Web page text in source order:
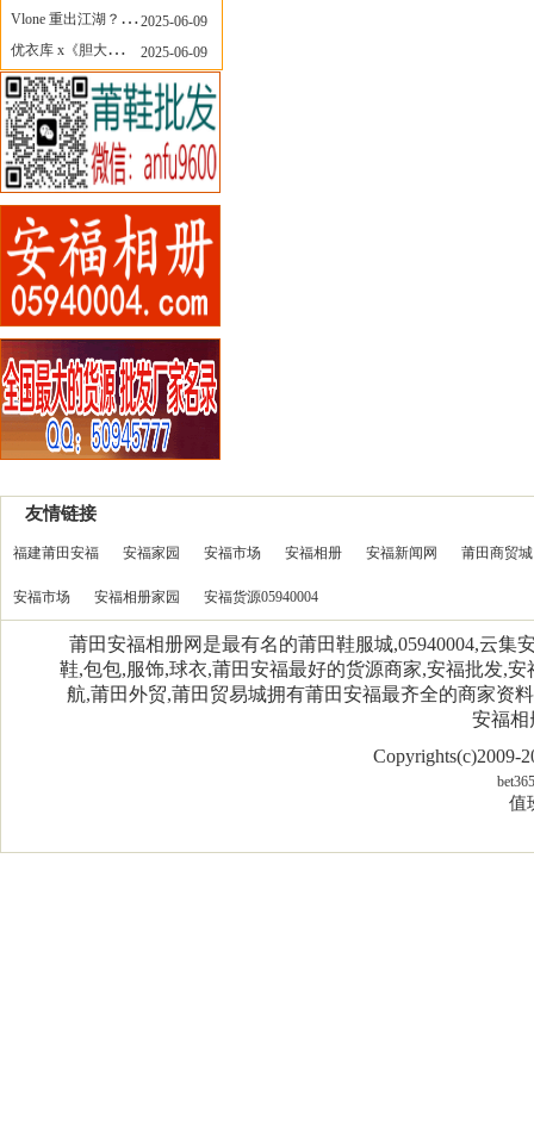
Vlone 重出江湖？突然又要联名，谁能想到！
2025-06-09
优衣库 x《胆大党》新品公布，第二季联动周边来了！
2025-06-09
友情链接
福建莆田安福 安福家园 安福市场 安福相册 安福新闻网 莆田商贸城
安福市场 安福相册家园 安福货源05940004
莆田安福相册网是最有名的莆田鞋服城,05940004,云
鞋,包包,服饰,球衣,莆田安福最好的货源商家,安福批发,
航,莆田外贸,莆田贸易城拥有莆田安福最齐全的商家资
安福相
Copyrights(c)2009-
bet365
值